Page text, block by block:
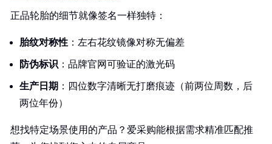
正品轮胎的细节就像签名一样独特：
胎纹对称性 ：左右花纹镜像对称无偏差
防伪标识 ：品牌官网可验证的激光码
生产日期 ：四位数字清晰无打磨痕迹（前两位周数，后
两位年份）
想找特定场景使用的产品？爱采购能根据需求精准匹配推